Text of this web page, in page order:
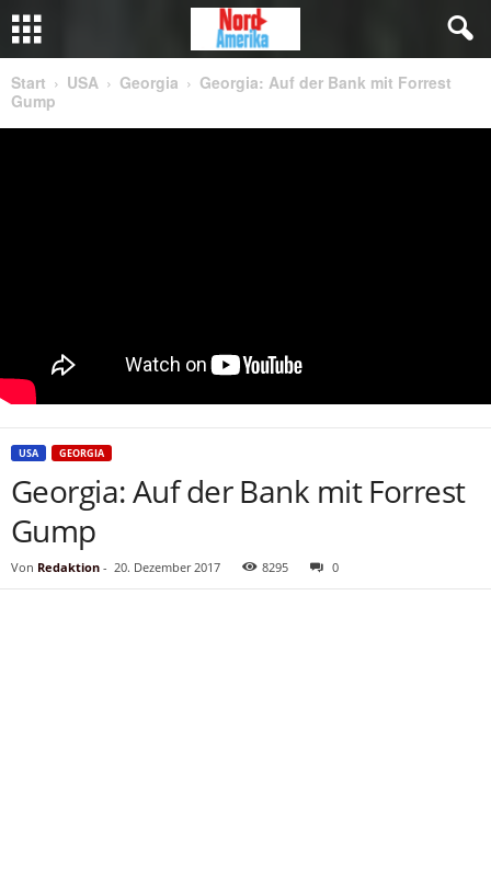
Start USA Georgia
Georgia: Auf der Bank mit Forrest
Gump
USA GEORGIA
Georgia: Auf der Bank mit Forrest
Gump
Von Redaktion - 20. Dezember 2017 8295 0